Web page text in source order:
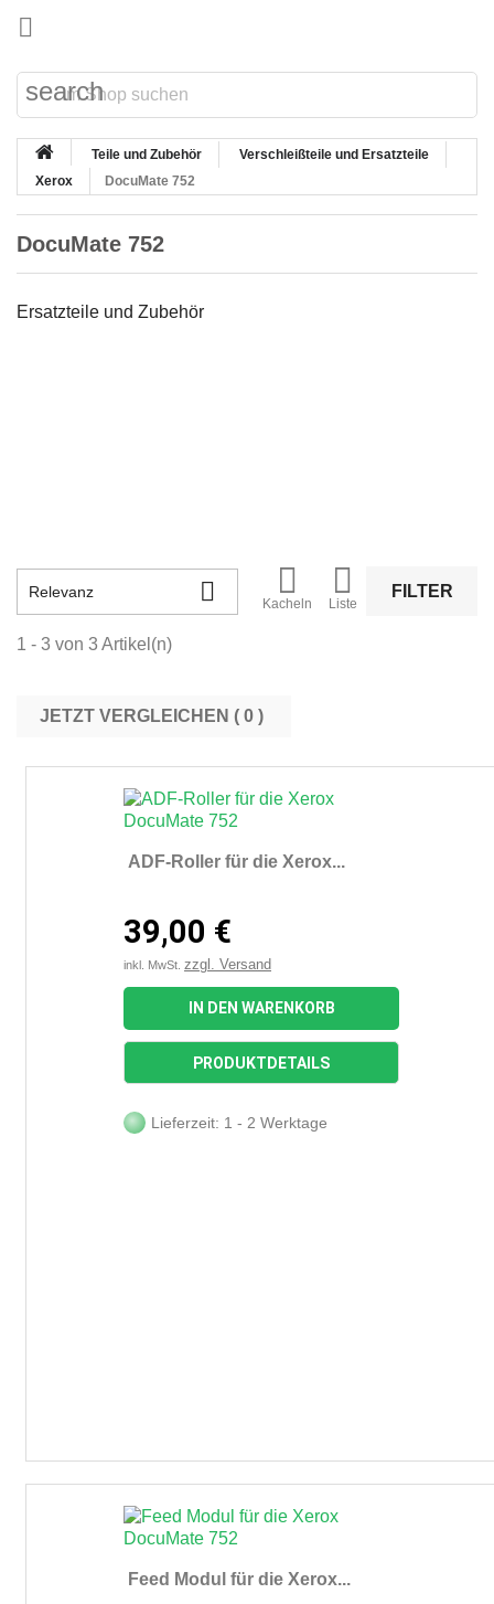

search
Teile und Zubehör
Verschleißteile und Ersatzteile
Xerox
DocuMate 752
DocuMate 752
Ersatzteile und Zubehör
Relevanz  
Kacheln

Liste
FILTER
1 - 3 von 3 Artikel(n)
JETZT VERGLEICHEN ( 0
ADF-Roller für die Xerox...
39,00 €
inkl. MwSt. zzgl. Versand
IN DEN WARENKORB
PRODUKTDETAILS
Lieferzeit: 1 - 2 Werktage
Feed Modul für die Xerox...